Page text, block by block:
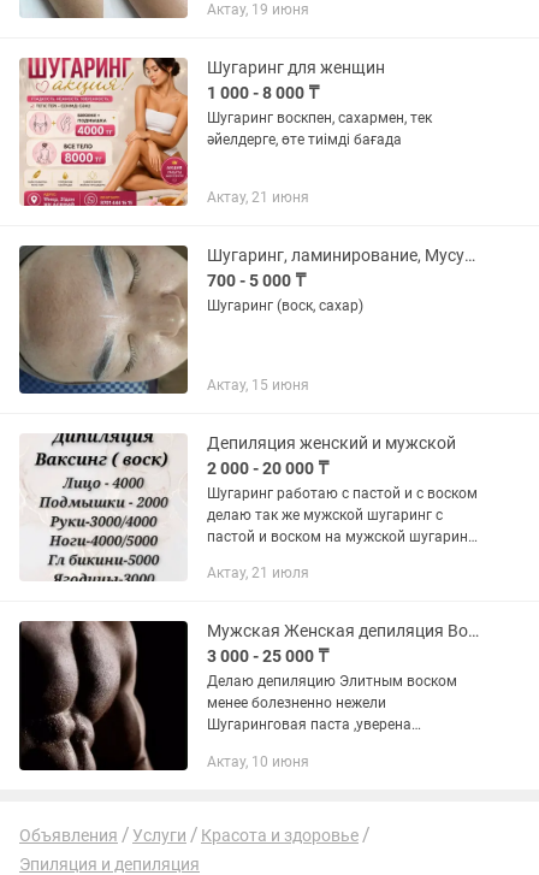
Актау, 19 июня
Шугаринг для женщин
1 000 - 8 000 ₸
Шугаринг воскпен, сахармен, тек
әйелдерге, өте тиімді бағада
Актау, 21 июня
Шугаринг, ламинирование, Мусульманская коррекция бровей. Есть выезд на дом
700 - 5 000 ₸
Шугаринг (воск, сахар)
Актау, 15 июня
Депиляция женский и мужской
2 000 - 20 000 ₸
Шугаринг работаю с пастой и с воском
делаю так же мужской шугаринг с
пастой и воском на мужской шугаринг
по предоплате!
Актау, 21 июля
Мужская Женская депиляция Воском Премиум класса
3 000 - 25 000 ₸
Делаю депиляцию Элитным воском
менее болезненно нежели
Шугаринговая паста ,уверена
5 лет ,избавлю вас от нежелательных
Актау, 10 июня
Объявления Услуги
Красота и здоровье
Эпиляция и депиляция